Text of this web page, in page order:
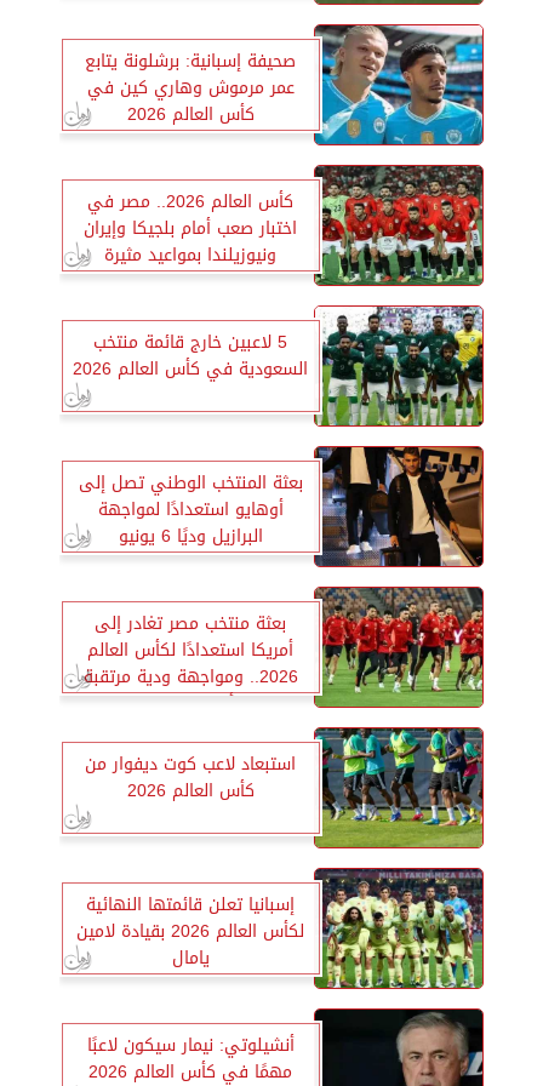
صحيفة إسبانية: برشلونة يتابع
عمر مرموش وهاري كين في
كأس العالم 2026
كأس العالم 2026.. مصر في
اختبار صعب أمام بلجيكا وإيران
ونيوزيلندا بمواعيد مثيرة
5 لاعبين خارج قائمة منتخب
السعودية في كأس العالم 2026
بعثة المنتخب الوطني تصل إلى
أوهايو استعدادًا لمواجهة
البرازيل وديًا 6 يونيو
بعثة منتخب مصر تغادر إلى
أمريكا استعدادًا لكأس العالم
2026.. ومواجهة ودية مرتقبة
أمام البرازيل
استبعاد لاعب كوت ديفوار من
كأس العالم 2026
إسبانيا تعلن قائمتها النهائية
لكأس العالم 2026 بقيادة لامين
يامال
أنشيلوتي: نيمار سيكون لاعبًا
مهمًا في كأس العالم 2026